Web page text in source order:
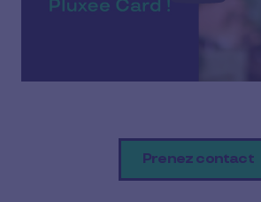
Prenez contact